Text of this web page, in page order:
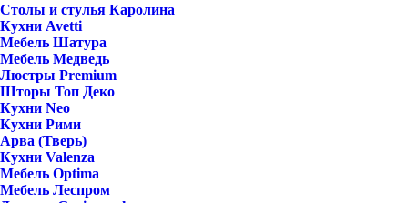
Столы и стулья Каролина
Кухни Avetti
Мебель Шатура
Мебель Медведь
Люстры Premium
Шторы Топ Деко
Кухни Neo
Кухни Рими
Арва (Тверь)
Кухни Valenza
Мебель Optima
Мебель Леспром